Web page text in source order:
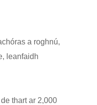
a roghnú,
leanfaidh
thart ar 2,000